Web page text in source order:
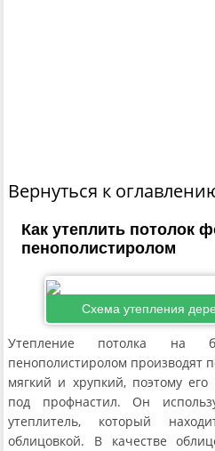
Вернуться к
Как утеплить потолок
пенополистиролом
Схема утепления
Утепление потолка на
пенополистиролом производят
мягкий и хрупкий, поэтому
под профнастил. Он
утеплитель, который
облицовкой. В качестве